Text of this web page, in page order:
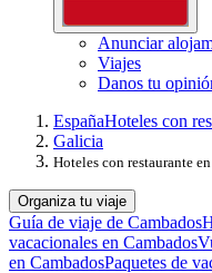
Anunciar
Viajes
Danos tu
EspañaHoteles con
Galicia
Hoteles con restaurante
Organiza tu viaje
Guía de viaje de Cambados
vacacionales en Cambados
en CambadosPaquetes de